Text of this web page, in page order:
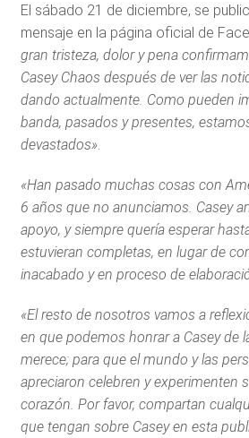
El sábado 21 de diciembre, se
mensaje en la página oficial de
gran tristeza, dolor y pena
Casey Chaos después de ver las
dando actualmente. Como pueden
banda, pasados ​​y presentes,
devastados».
«Han pasado muchas cosas con
6 años que no anunciamos. Casey
apoyo, y siempre quería esperar
estuvieran completas, en lugar de
inacabado y en proceso de
«El resto de nosotros vamos a
en que podemos honrar a Casey de
merece; para que el mundo y las
apreciaron celebren y experimenten
corazón. Por favor, compartan
que tengan sobre Casey en esta